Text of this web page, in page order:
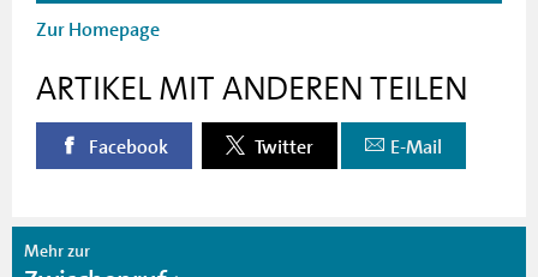
Zur Homepage
ARTIKEL MIT ANDEREN TEILEN
Facebook Twitter E-Mail
Mehr zur